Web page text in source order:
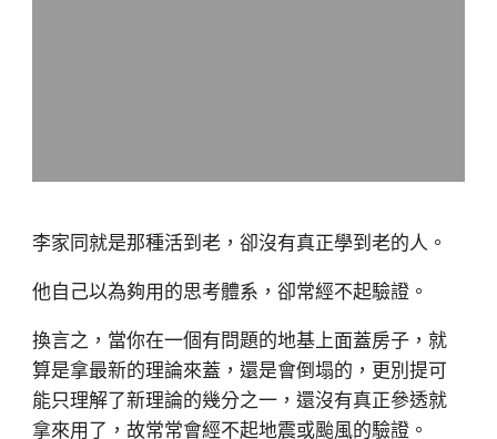
李家同就是那種活到老，卻沒有真正學到老的人。
他自己以為夠用的思考體系，卻常經不起驗證。
換言之，當你在一個有問題的地基上面蓋房子，就
算是拿最新的理論來蓋，還是會倒塌的，更別提可
能只理解了新理論的幾分之一，還沒有真正參透就
拿來用了，故常常會經不起地震或颱風的驗證。